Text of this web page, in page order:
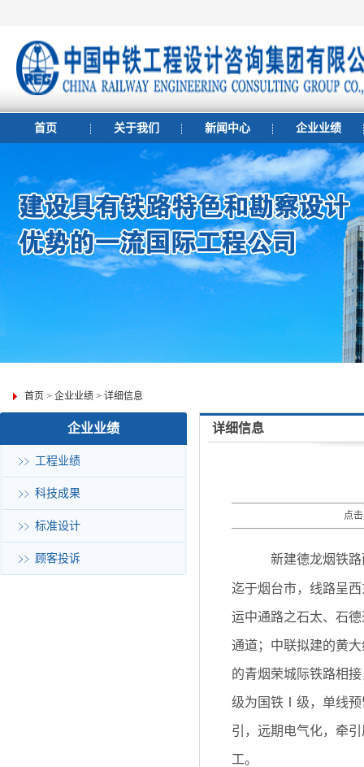
首页 关于我们 新闻中心 企业业绩
首页 > 企业业绩 > 详细信息
企业业绩
工程业绩
科技成果
标准设计
顾客投诉
详细信息
点
新建德龙烟铁
迄于烟台市，线路呈
运中通路之石太、石
通道；中联拟建的黄
的青烟荣城际铁路相
级为国铁Ⅰ级，单线预
引，远期电气化，牵
工。